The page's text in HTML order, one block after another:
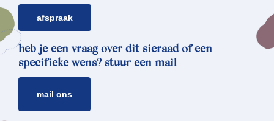
afspraak
heb je een vraag over dit sieraad of een
specifieke wens? stuur een mail
mail ons